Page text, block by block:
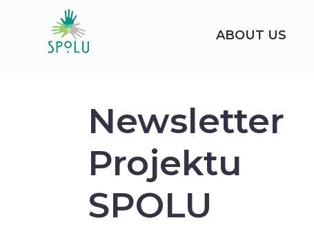
ABOUT US
Newsletter
Projektu
SPOLU